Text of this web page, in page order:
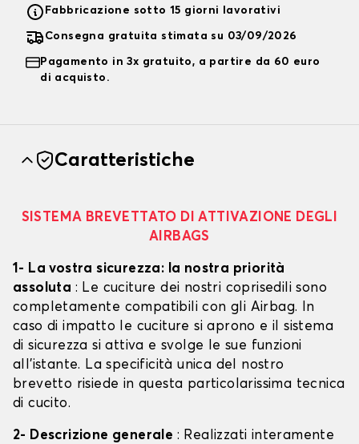
Fabbricazione sotto 15 giorni lavorativi
Consegna gratuita stimata su 03/09/2026
Pagamento in 3x gratuito, a partire da 60 euro
di acquisto.
Caratteristiche
SISTEMA BREVETTATO DI ATTIVAZIONE DEGLI
AIRBAGS
1- La vostra sicurezza: la nostra priorità
assoluta : Le cuciture dei nostri coprisedili sono
completamente compatibili con gli Airbag. In
caso di impatto le cuciture si aprono e il sistema
di sicurezza si attiva e svolge le sue funzioni
all'istante. La specificità unica del nostro
brevetto risiede in questa particolarissima tecnica
di cucito.
2- Descrizione generale : Realizzati interamente